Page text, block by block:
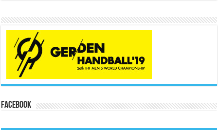
Facebook